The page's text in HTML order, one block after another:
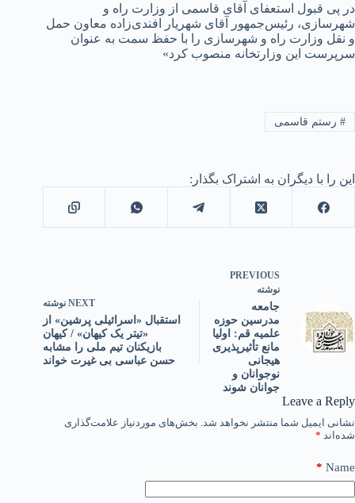
در پی قبول استعفای آقای قاسمی از وزارت راه و
شهرسازی، رئیس‌جمهور آقای شهریار افندی‌زاده معاون حمل
و نقل وزارت راه و شهرسازی را با حفظ سمت به عنوان
سرپرست این وزارتخانه منصوب کرد»
#رستم قاسمی
این را با دیگران به اشتراک بگذار:
PREVIOUS
نوشته
جامعه
مدرسین حوزه
علمیه قم: اولیا
مانع تأثیرپذیری
هیجانی
نوجوانان و
جوانان شوند
NEXT نوشته
استقبال «اسرائیلی پرشین» از
«تیتر یک کیهان» / کیهان
بازیکنان تیم ملی را مشابه
حسن عباسی بی غیرت خواند
Leave a Reply
نشانی ایمیل شما منتشر نخواهد شد. بخش‌های موردنیاز علامت‌گذاری
شده‌اند *
Name
*